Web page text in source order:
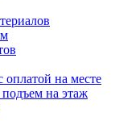
оплатой на месте
подъем на этаж